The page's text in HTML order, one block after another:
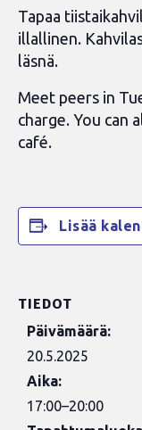
Tapaa
illallinen.
läsnä.
Meet peers in
charge. You can
café.
Lisää
TIEDOT
Päivämäärä:
20.5.2025
Aika:
17:00–20:00